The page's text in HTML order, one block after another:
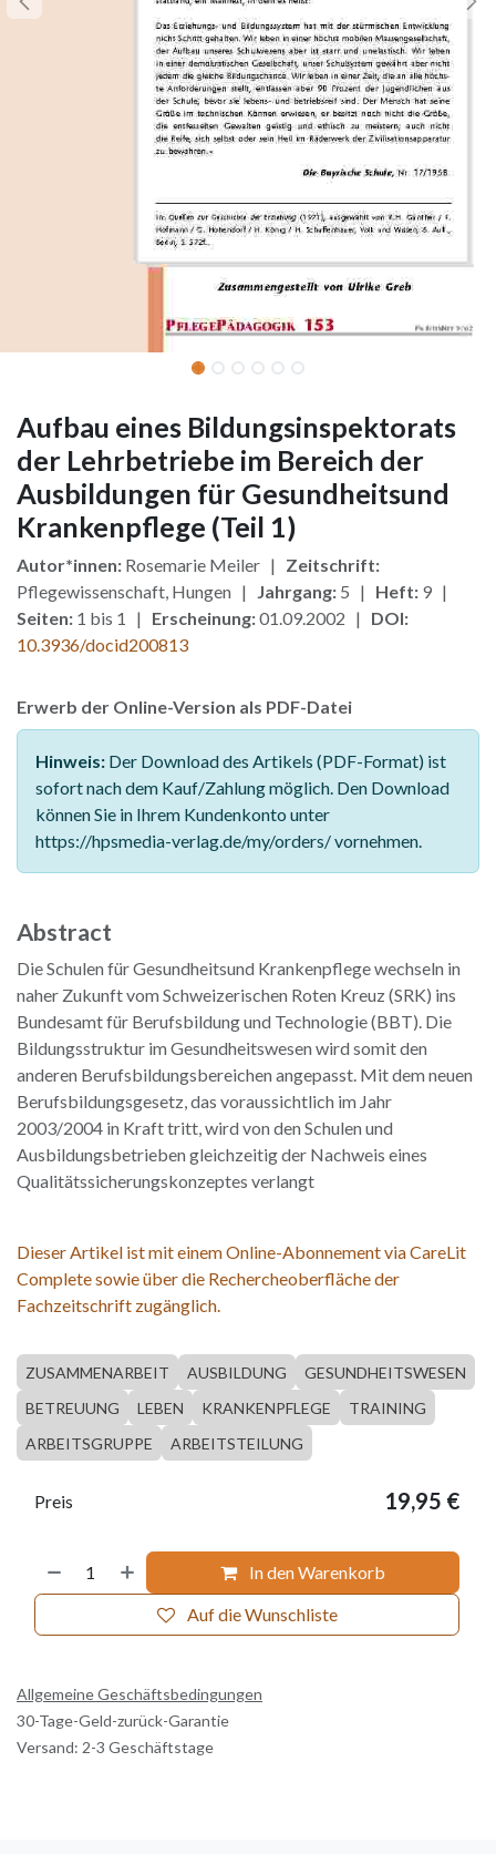
Aufbau eines Bildungsinspektorats
der Lehrbetriebe im Bereich der
Ausbildungen für Gesundheitsund
Krankenpflege (Teil 1)
Autor*innen: Rosemarie Meiler | Zeitschrift:
Pflegewissenschaft, Hungen | Jahrgang: 5 | Heft: 9 |
Seiten: 1 bis 1 | Erscheinung:01.09.2002 | DOI:
10.3936/docid200813
Erwerb der Online-Version als PDF-Datei
Hinweis: Der Download des Artikels (PDF-Format) ist
sofort nach dem Kauf/Zahlung möglich. Den Download
können Sie in Ihrem Kundenkonto unter
https://hpsmedia-verlag.de/my/orders/ vornehmen.
Abstract
Die Schulen für Gesundheitsund Krankenpflege wechseln in
naher Zukunft vom Schweizerischen Roten Kreuz (SRK) ins
Bundesamt für Berufsbildung und Technologie (BBT). Die
Bildungsstruktur im Gesundheitswesen wird somit den
anderen Berufsbildungsbereichen angepasst. Mit dem neuen
Berufsbildungsgesetz, das voraussichtlich im Jahr
2003/2004 in Kraft tritt, wird von den Schulen und
Ausbildungsbetrieben gleichzeitig der Nachweis eines
Qualitätssicherungskonzeptes verlangt
Dieser Artikel ist mit einem Online-Abonnement via CareLit
Complete sowie über die Rechercheoberfläche der
Fachzeitschrift zugänglich.
ZUSAMMENARBEIT AUSBILDUNG
GESUNDHEITSWESEN
BETREUUNG
LEBEN KRANKENPFLEGE
TRAINING
ARBEITSGRUPPE
ARBEITSTEILUNG
In den Warenkorb
Auf die Wunschliste
Preis 19,95 €
Allgemeine Geschäftsbedingungen
30-Tage-Geld-zurück-Garantie
Versand: 2-3 Geschäftstage